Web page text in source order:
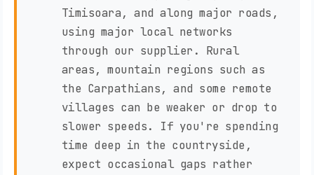
Timisoara, and along major roads,
using major local networks
through our supplier. Rural
areas, mountain regions such as
the Carpathians, and some remote
villages can be weaker or drop to
slower speeds. If you're spending
time deep in the countryside,
expect occasional gaps rather